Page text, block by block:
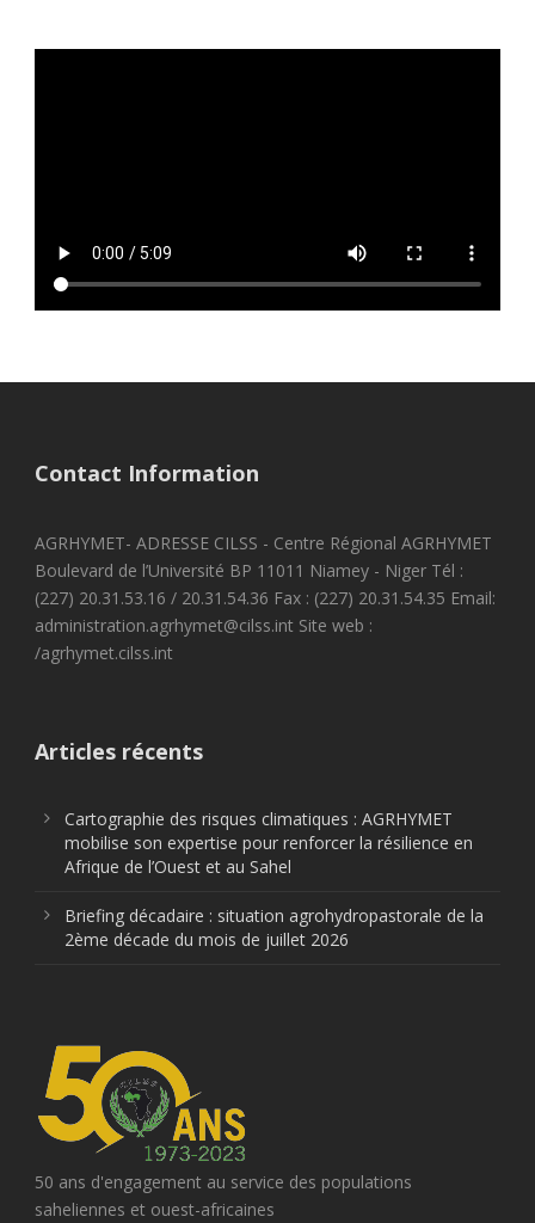
Contact Information
AGRHYMET- ADRESSE CILSS - Centre Régional AGRHYMET
Boulevard de l’Université BP 11011 Niamey - Niger Tél :
(227) 20.31.53.16 / 20.31.54.36 Fax : (227) 20.31.54.35 Email:
administration.agrhymet@cilss.int Site web :
/agrhymet.cilss.int
Articles récents
Cartographie des risques climatiques : AGRHYMET
mobilise son expertise pour renforcer la résilience en
Afrique de l’Ouest et au Sahel
Briefing décadaire : situation agrohydropastorale de la
2ème décade du mois de juillet 2026
50 ans d'engagement au service des populations
saheliennes et ouest-africaines